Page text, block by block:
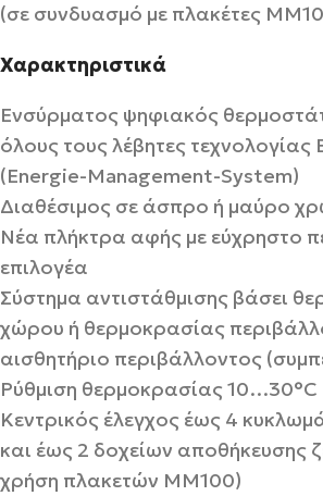
(σε συνδυασμό με πλακέτες
Χαρακτηριστικά
Ενσύρματος ψηφιακός
όλους τους λέβητες τεχνολογίας
(Energie-Management-System)
Διαθέσιμος σε άσπρο ή μαύρο
Νέα πλήκτρα αφής με εύχρηστο
επιλογέα
Σύστημα αντιστάθμισης βάσει
χώρου ή θερμοκρασίας
αισθητήριο περιβάλλοντος
Ρύθμιση θερμοκρασίας 10…30°C
Κεντρικός έλεγχος έως 4
και έως 2 δοχείων αποθήκευσης
χρήση πλακετών MM100)